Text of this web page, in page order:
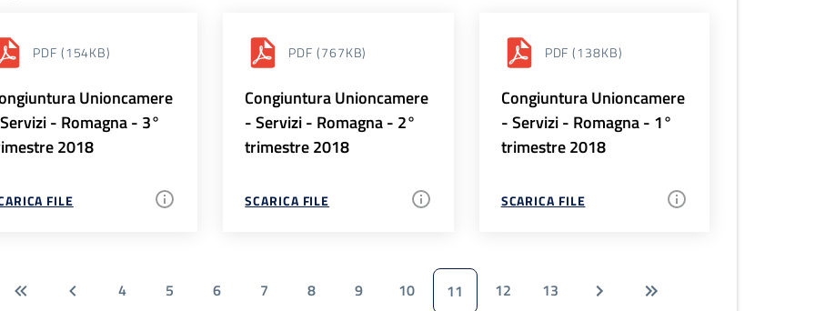
PDF (154KB)
Unioncamere
- Romagna - 3°
2018
FILE
PDF (767KB)
Congiuntura Unioncamere
- Servizi - Romagna - 2°
trimestre 2018
SCARICA FILE
PDF (138KB)
Congiuntura Unioncamere
- Servizi - Romagna - 1°
trimestre 2018
SCARICA FILE
4 5 6 7 8 9 10 11 12 13